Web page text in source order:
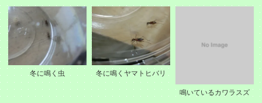
冬に鳴く虫 冬に鳴くヤマトヒバリ
鳴いているカワラスズ